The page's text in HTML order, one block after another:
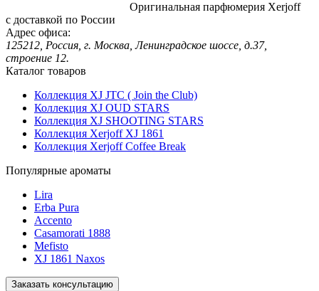
Оригинальная парфюмерия Xerjoff
с доставкой по России
Адрес офиса:
125212, Россия, г. Москва, Ленинградское шоссе, д.37,
строение 12.
Каталог товаров
Коллекция XJ JTC ( Join the Club)
Коллекция XJ OUD STARS
Коллекция XJ SHOOTING STARS
Коллекция Xerjoff XJ 1861
Коллекция Xerjoff Coffee Break
Популярные ароматы
Lira
Erba Pura
Accento
Casamorati 1888
Mefisto
XJ 1861 Naxos
Заказать консультацию